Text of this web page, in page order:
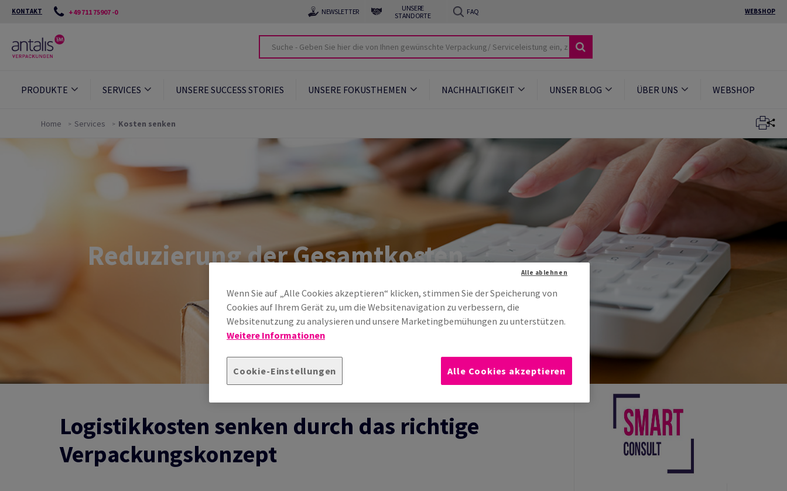
KONTAKT +49 711 75907 -0 NEWSLETTER
UNSERE
STANDORTE
FAQ WEBSHOP
PRODUKTE SERVICES UNSERE SUCCESS STORIES UNSERE FOKUSTHEMEN NACHHALTIGKEIT UNSER BLOG ÜBER UNS WEBSHOP
Home Services Kosten senken
Reduzierung der Gesamtkosten
Logistikkosten senken durch das richtige
Verpackungskonzept
Wenn Sie auf „Alle Cookies akzeptieren“ klicken, stimmen Sie der Speicherung von
Cookies auf Ihrem Gerät zu, um die Websitenavigation zu verbessern, die
Websitenutzung zu analysieren und unsere Marketingbemühungen zu unterstützen.
Weitere Informationen
Cookie-Einstellungen
Alle ablehnen
Alle Cookies akzeptieren